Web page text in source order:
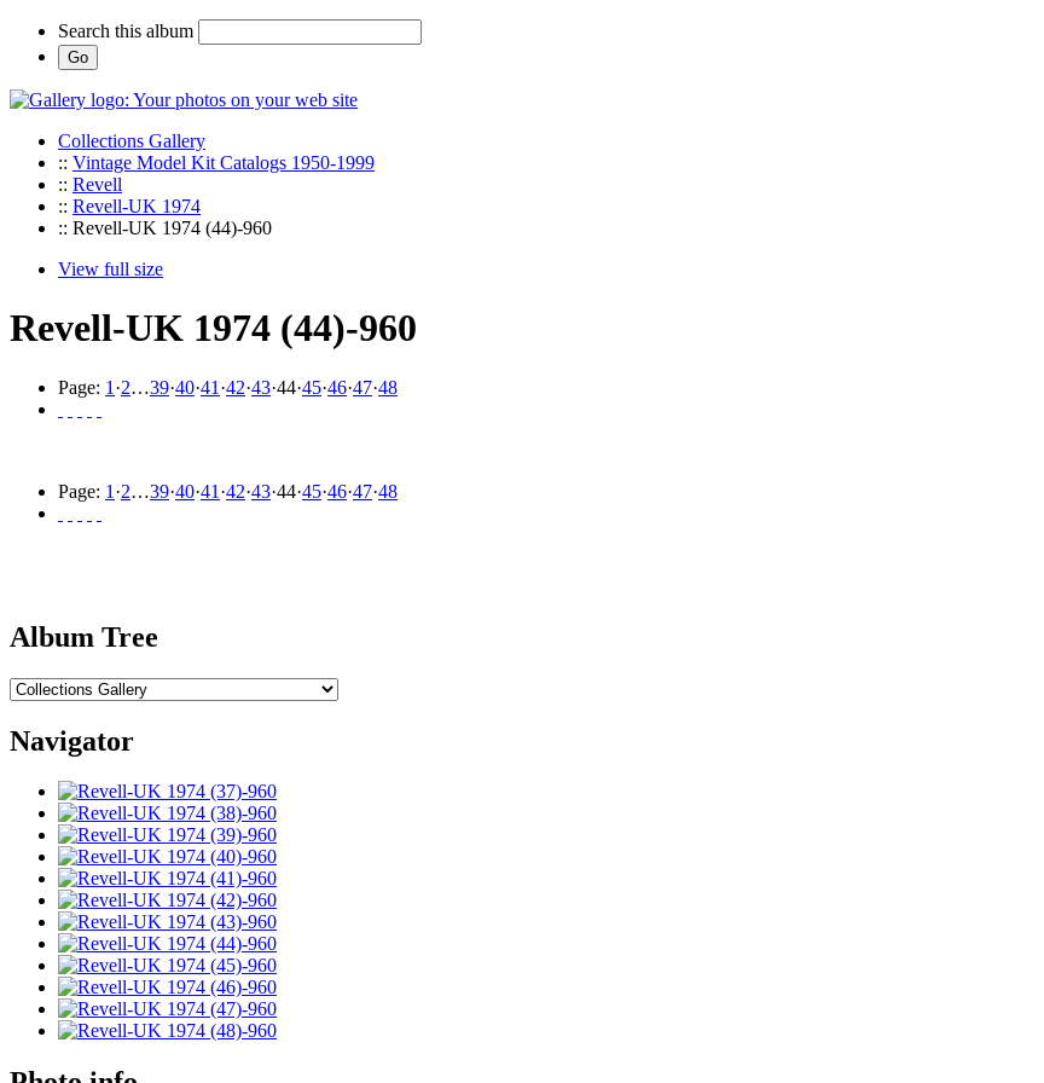
Search this album
Collections Gallery
:: Vintage Model Kit Catalogs 1950-1999
:: Revell
:: Revell-UK 1974
:: Revell-UK 1974 (44)-960
View full size
Revell-UK 1974 (44)-960
Page: 1 ·2…39·40·41 ·42·43·44·45·46·47·48
Page: 1 ·2…39·40·41 ·42·43·44·45·46·47·48
Album Tree
Navigator